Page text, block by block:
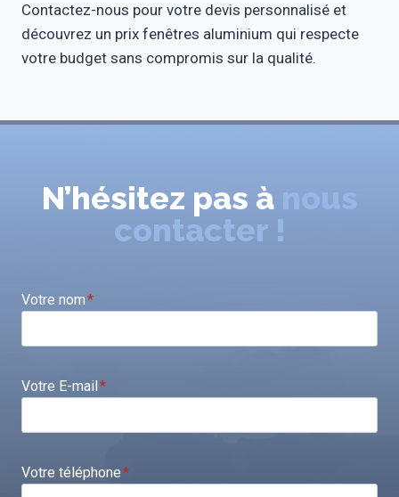
Contactez-nous pour votre devis personnalisé et
découvrez un prix fenêtres aluminium qui respecte
votre budget sans compromis sur la qualité.
N’hésitez pas à nous
contacter !
Votre nom*
Votre E-mail*
Votre téléphone*